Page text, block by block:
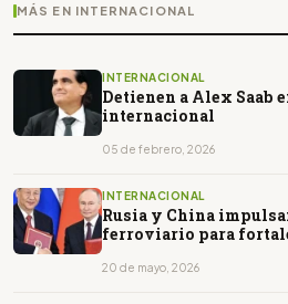
MÁS EN INTERNACIONAL
INTERNACIONAL
Detienen a Alex Saab
internacional
05 de febrero, 2026
INTERNACIONAL
Rusia y China
ferroviario para
20 de mayo, 2026